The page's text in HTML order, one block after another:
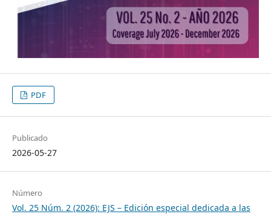
PDF
Publicado
2026-05-27
Número
Vol. 25 Núm. 2 (2026): EJS – Edición especial dedicada a las